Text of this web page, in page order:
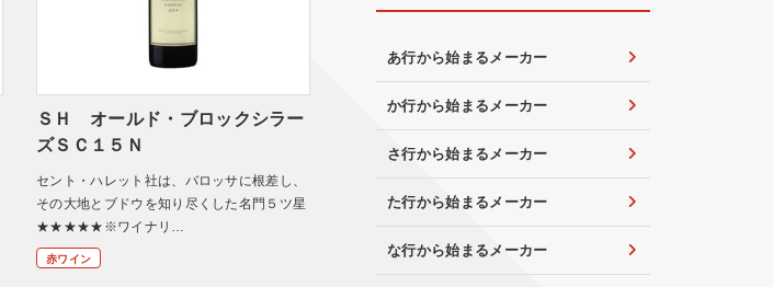
ＳＨ オールド・ブロックシラー
ズＳＣ１５Ｎ
セント・ハレット社は、バロッサに根差し、
その大地とブドウを知り尽くした名門５ツ星
★★★★★※ワイナリ…
赤ワイン
あ行から始まるメーカー
か行から始まるメーカー
さ行から始まるメーカー
た行から始まるメーカー
な行から始まるメーカー